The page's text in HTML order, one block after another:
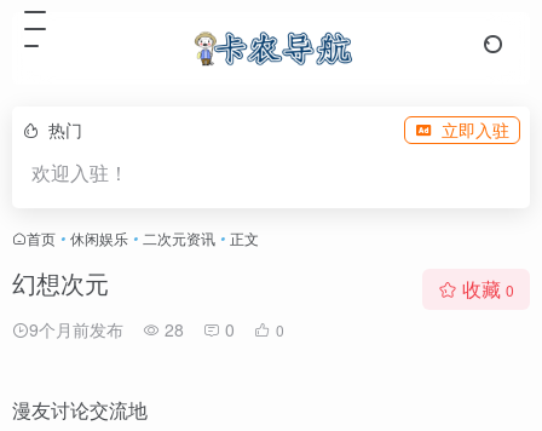
热门 立即入驻
欢迎入驻！
首页 • 休闲娱乐 • 二次元资讯 • 正文
幻想次元
9个月前发布 28 0 0
收藏 0
漫友讨论交流地